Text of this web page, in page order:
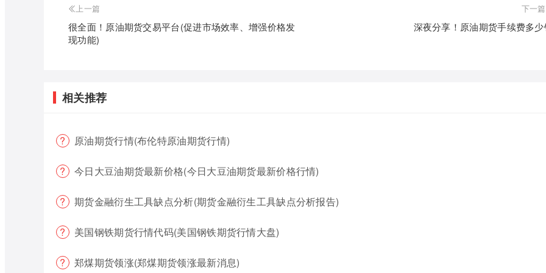
上一篇
很全面！原油期货交易平台(促进市场效率、增强价格发
现功能)
下一篇
深夜分享！原油期货手续费多
相关推荐
原油期货行情(布伦特原油期货行情)
今日大豆油期货最新价格(今日大豆油期货最新价格行情)
期货金融衍生工具缺点分析(期货金融衍生工具缺点分析报告)
美国钢铁期货行情代码(美国钢铁期货行情大盘)
郑煤期货领涨(郑煤期货领涨最新消息)